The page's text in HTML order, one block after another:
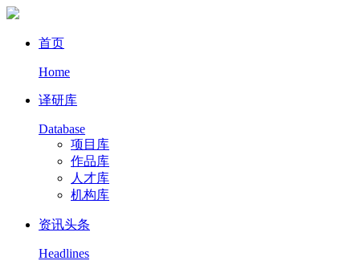
首页
Home
译研库
Database
项目库
作品库
人才库
机构库
资讯头条
Headlines